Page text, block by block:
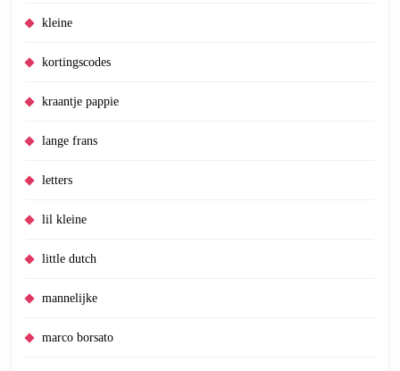
kleine
kortingscodes
kraantje pappie
lange frans
letters
lil kleine
little dutch
mannelijke
marco borsato